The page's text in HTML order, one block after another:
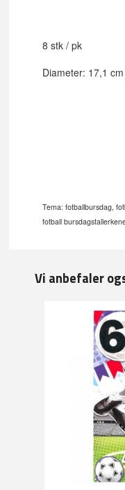
8 stk / pk
Diameter: 17,1 cm
Tema: fotballbursdag,
fotball
Vi anbefaler